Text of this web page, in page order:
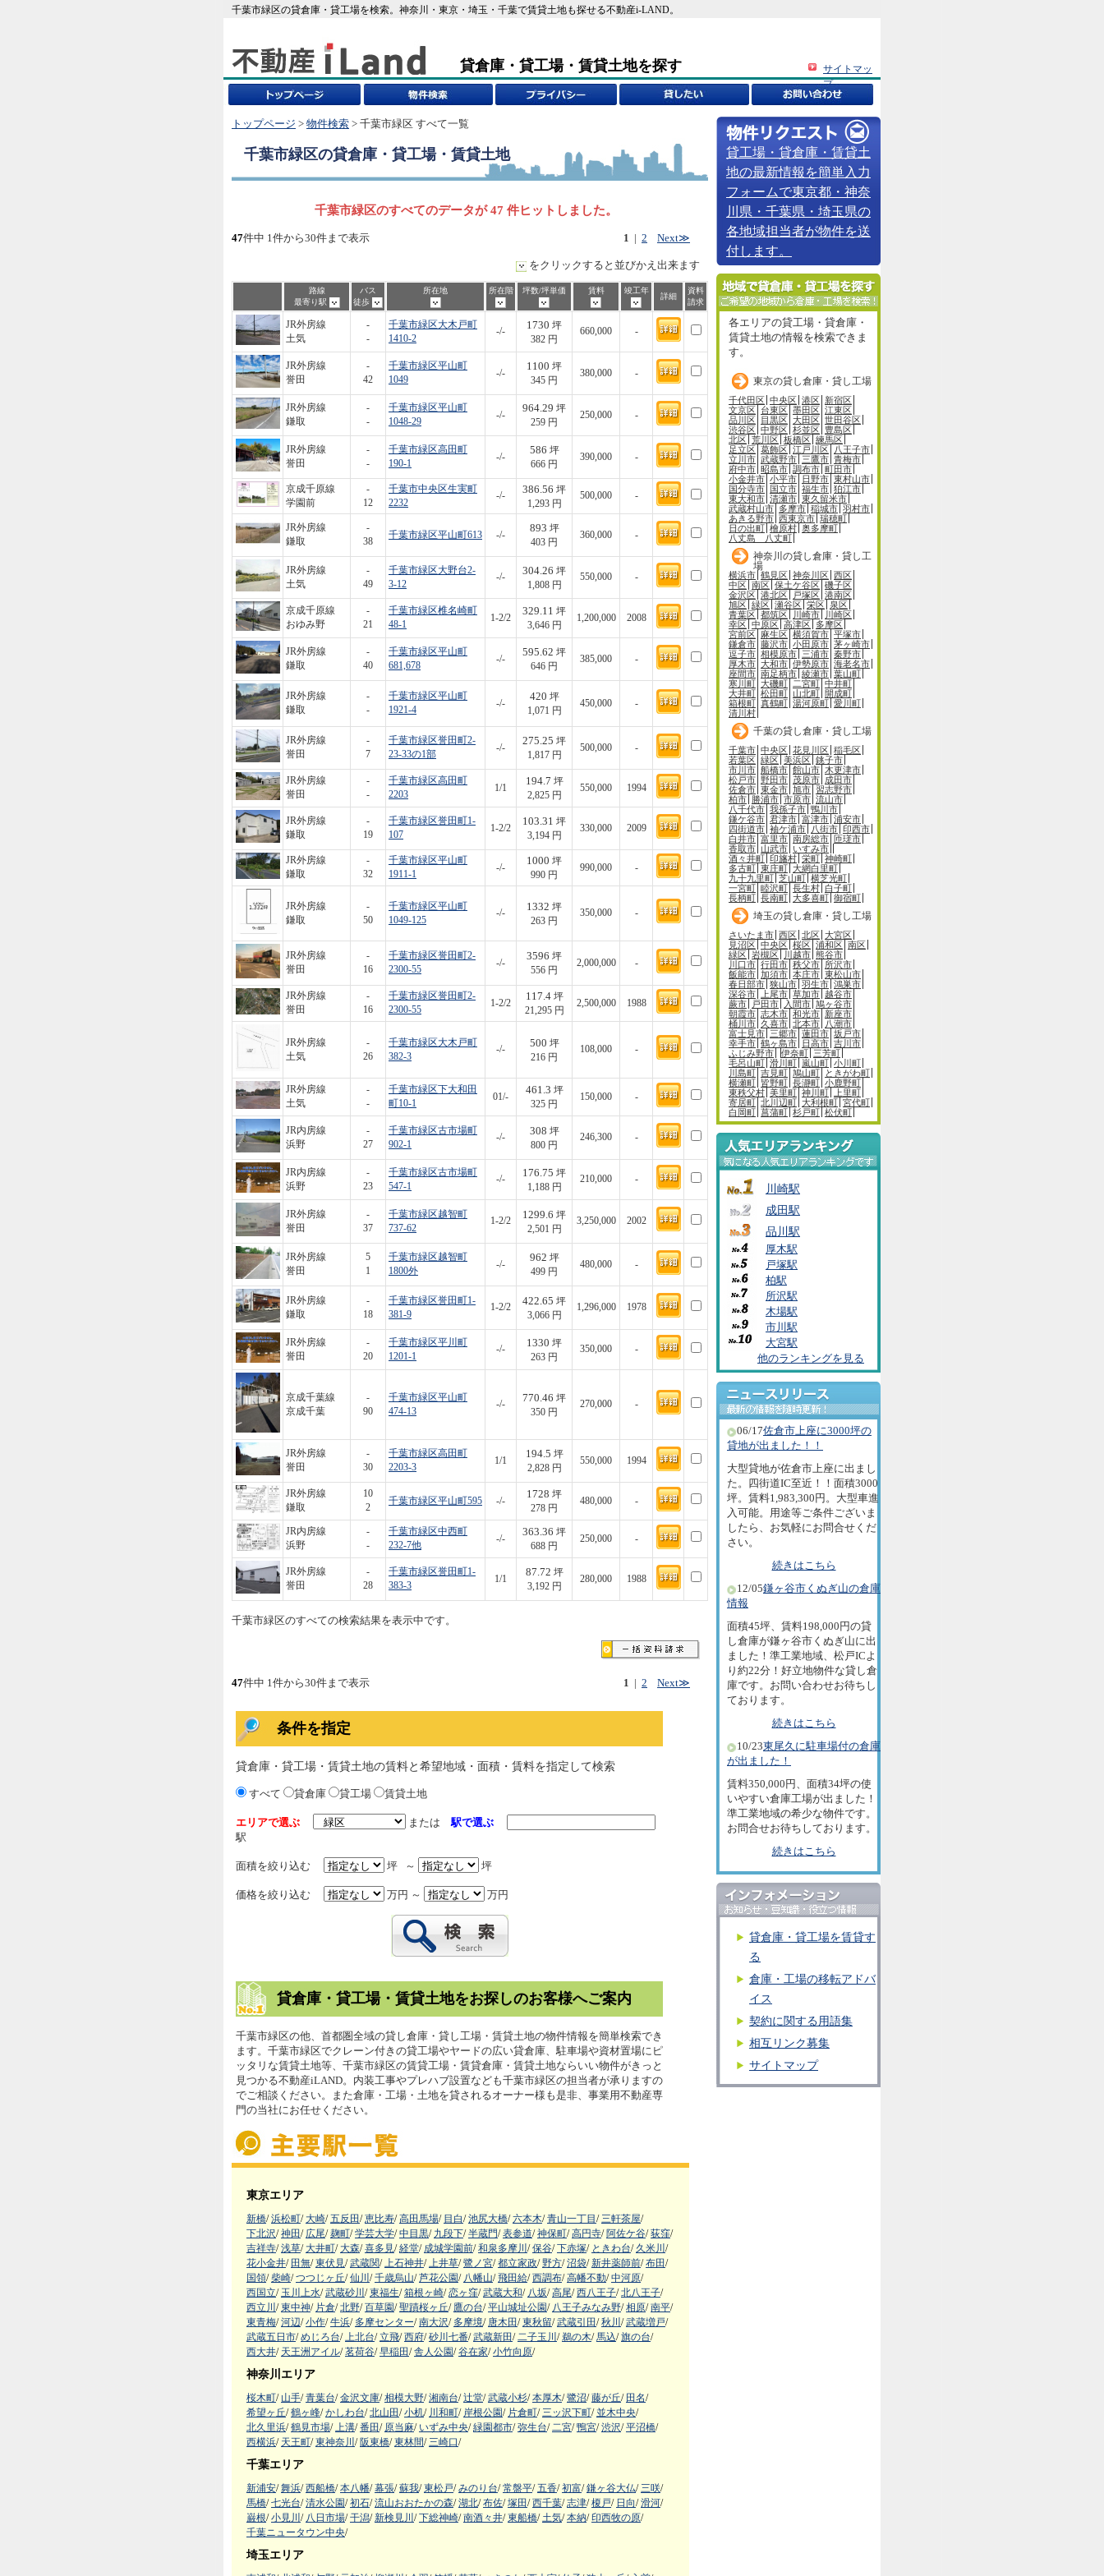
千葉市緑区の貸倉庫・貸工場を検索。神奈川・東京・埼玉・千葉で賃貸土地も探せる不動産i-LAND。
貸倉庫・貸工場・賃貸土地を探す
サイトマッ
プ
貸工場・貸倉庫・賃貸土
地の最新情報を簡単入力
フォームで東京都・神奈
川県・千葉県・埼玉県の
各地域担当者が物件を送
付します。
各エリアの貸工場・貸倉庫・
賃貸土地の情報を検索できま
す。
東京の貸し倉庫・貸し工場
千代田区 中央区 港区 新宿区
文京区 台東区 墨田区 江東区
品川区 目黒区 大田区 世田谷区
渋谷区 中野区 杉並区 豊島区
北区 荒川区 板橋区 練馬区
足立区 葛飾区 江戸川区
八王子市
立川市 武蔵野市 三鷹市 青梅市
府中市 昭島市 調布市 町田市
小金井市 小平市 日野市 東村山市
国分寺市
国立市 福生市 狛江市
東大和市 清瀬市 東久留米市
武蔵村山市 多摩市 稲城市 羽村市
あきる野市 西東京市 瑞穂町
日の出町 檜原村 奥多摩町
八丈島 八丈町
神奈川の貸し倉庫・貸し工
場
横浜市 鶴見区 神奈川区 西区
中区 南区 保土ケ谷区 磯子区
金沢区 港北区 戸塚区 港南区
旭区 緑区 瀬谷区 栄区 泉区
青葉区 都筑区 川崎市
川崎区
幸区 中原区 高津区 多摩区
宮前区 麻生区 横須賀市 平塚市
鎌倉市 藤沢市 小田原市 茅ヶ崎市
逗子市 相模原市 三浦市 秦野市
厚木市 大和市 伊勢原市 海老名市
座間市 南足柄市 綾瀬市 葉山町
寒川町 大磯町 二宮町 中井町
大井町 松田町 山北町 開成町
箱根町 真鶴町 湯河原町 愛川町
清川村
千葉の貸し倉庫・貸し工場
千葉市 中央区 花見川区 稲毛区
若葉区 緑区 美浜区 銚子市
市川市 船橋市 館山市 木更津市
松戸市 野田市 茂原市 成田市
佐倉市 東金市 旭市 習志野市
柏市 勝浦市 市原市 流山市
八千代市 我孫子市 鴨川市
鎌ケ谷市 君津市 富津市 浦安市
四街道市 袖ケ浦市 八街市 印西市
白井市 富里市 南房総市 匝瑳市
香取市 山武市 いすみ市
酒々井町 印旛村 栄町 神崎町
多古町 東庄町 大網白里町
九十九里町 芝山町 横芝光町
一宮町 睦沢町 長生村 白子町
長柄町 長南町 大多喜町 御宿町
埼玉の貸し倉庫・貸し工場
さいたま市 西区 北区 大宮区
見沼区 中央区 桜区 浦和区 南区
緑区 岩槻区 川越市 熊谷市
川口市 行田市 秩父市 所沢市
飯能市 加須市 本庄市 東松山市
春日部市 狭山市 羽生市 鴻巣市
深谷市
上尾市 草加市 越谷市
蕨市
戸田市 入間市 鳩ヶ谷市
朝霞市 志木市 和光市 新座市
桶川市 久喜市 北本市
八潮市
富士見市 三郷市 蓮田市 坂戸市
幸手市 鶴ヶ島市 日高市 吉川市
ふじみ野市
伊奈町 三芳町
毛呂山町 滑川町 嵐山町 小川町
川島町 吉見町 鳩山町
ときがわ町
横瀬町 皆野町 長瀞町 小鹿野町
東秩父村 美里町 神川町
上里町
寄居町 北川辺町 大利根町 宮代町
白岡町 菖蒲町 杉戸町 松伏町
川崎駅
成田駅
品川駅
厚木駅
戸塚駅
柏駅
所沢駅
木場駅
市川駅
大宮駅
他のランキングを見る
06/17佐倉市上座に3000坪の
貸地が出ました！！
大型貸地が佐倉市上座に出まし
た。四街道IC至近！！面積3000
坪。賃料1,983,300円。大型車進
入可能。用途等ご条件ございま
したら、お気軽にお問合せくだ
さい。
続きはこちら
12/05鎌ヶ谷市くぬぎ山の倉庫
情報
面積45坪、賃料198,000円の貸
し倉庫が鎌ヶ谷市くぬぎ山に出
ました！準工業地域、松戸ICよ
り約22分！好立地物件な貸し倉
庫です。お問い合わせお待ちし
ております。
続きはこちら
10/23東尾久に駐車場付の倉庫
が出ました！
賃料350,000円、面積34坪の使
いやすい倉庫工場が出ました！
準工業地域の希少な物件です。
お問合せお待ちしております。
続きはこちら
貸倉庫・貸工場を賃貸す
る
倉庫・工場の移転アドバ
イス
契約に関する用語集
相互リンク募集
サイトマップ
トップページ > 物件検索 > 千葉市緑区 すべて一覧
千葉市緑区の貸倉庫・貸工場・賃貸土地
千葉市緑区のすべてのデータが 47 件ヒットしました。
1 2 Next≫
47件中 1件から30件まで表示
をクリックすると並びかえ出来ます
路線
最寄り駅
バス
徒歩
所在地 所在階 坪数/坪単価 賃料 竣工年
詳細
資料
請求
JR外房線
土気
-
-
千葉市緑区大木戸町
1410-2
-/-
1730 坪
382 円
660,000 -
JR外房線
誉田
-
42
千葉市緑区平山町
1049
-/-
1100 坪
345 円
380,000 -
JR外房線
鎌取
-
-
千葉市緑区平山町
1048-29
-/-
964.29 坪
259 円
250,000 -
JR外房線
誉田
-
-
千葉市緑区高田町
190-1
-/-
586 坪
666 円
390,000 -
京成千原線
学園前
-
12
千葉市中央区生実町
2232
-/-
386.56 坪
1,293 円
500,000 -
JR外房線
鎌取
-
38
千葉市緑区平山町613 -/-
893 坪
403 円
360,000 -
JR外房線
土気
-
49
千葉市緑区大野台2-
3-12
-/-
304.26 坪
1,808 円
550,000 -
京成千原線
おゆみ野
-
21
千葉市緑区椎名崎町
48-1
1-2/2
329.11 坪
3,646 円
1,200,000 2008
JR外房線
鎌取
-
40
千葉市緑区平山町
681,678
-/-
595.62 坪
646 円
385,000 -
JR外房線
鎌取
-
-
千葉市緑区平山町
1921-4
-/-
420 坪
1,071 円
450,000 -
JR外房線
誉田
-
7
千葉市緑区誉田町2-
23-33の1部
-/-
275.25 坪
1,817 円
500,000 -
JR外房線
誉田
-
-
千葉市緑区高田町
2203
1/1
194.7 坪
2,825 円
550,000 1994
JR外房線
鎌取
-
19
千葉市緑区誉田町1-
107
1-2/2
103.31 坪
3,194 円
330,000 2009
JR外房線
鎌取
-
32
千葉市緑区平山町
1911-1
-/-
1000 坪
990 円
990,000 -
JR外房線
鎌取
-
50
千葉市緑区平山町
1049-125
-/-
1332 坪
263 円
350,000 -
JR外房線
誉田
-
16
千葉市緑区誉田町2-
2300-55
-/-
3596 坪
556 円
2,000,000 -
JR外房線
誉田
-
16
千葉市緑区誉田町2-
2300-55
1-2/2
117.4坪
21,295 円
2,500,000 1988
JR外房線
土気
-
26
千葉市緑区大木戸町
382-3
-/-
500 坪
216 円
108,000 -
JR外房線
土気
-
-
千葉市緑区下大和田
町10-1
01/-
461.3 坪
325 円
150,000 -
JR内房線
浜野
-
27
千葉市緑区古市場町
902-1
-/-
308 坪
800 円
246,300 -
JR内房線
浜野
-
23
千葉市緑区古市場町
547-1
-/-
176.75 坪
1,188 円
210,000 -
JR外房線
誉田
-
37
千葉市緑区越智町
737-62
1-2/2
1299.6 坪
2,501 円
3,250,000 2002
JR外房線
誉田
5
1
千葉市緑区越智町
1800外
-/-
962 坪
499 円
480,000 -
JR外房線
鎌取
-
18
千葉市緑区誉田町1-
381-9
1-2/2
422.65 坪
3,066 円
1,296,000 1978
JR外房線
誉田
-
20
千葉市緑区平川町
1201-1
-/-
1330 坪
263 円
350,000 -
京成千葉線
京成千葉
-
90
千葉市緑区平山町
474-13
-/-
770.46 坪
350 円
270,000 -
JR外房線
誉田
-
30
千葉市緑区高田町
2203-3
1/1
194.5 坪
2,828 円
550,000 1994
JR外房線
鎌取
10
2
千葉市緑区平山町595 -/-
1728 坪
278 円
480,000 -
JR内房線
浜野
-
-
千葉市緑区中西町
232-7他
-/-
363.36 坪
688 円
250,000 -
JR外房線
誉田
-
28
千葉市緑区誉田町1-
383-3
1/1
87.72 坪
3,192 円
280,000 1988
千葉市緑区のすべての検索結果を表示中です。
1 2 Next≫
47件中 1件から30件まで表示
条件を指定
貸倉庫・貸工場・賃貸土地の賃料と希望地域・面積・賃料を指定して検索
すべて 貸倉庫 貸工場 賃貸土地
エリアで選ぶ または駅で選ぶ
駅
面積を絞り込む 坪 ～ 坪
価格を絞り込む 万円 ～ 万円
貸倉庫・貸工場・賃貸土地をお探しのお客様へご案内
千葉市緑区の他、首都圏全域の貸し倉庫・貸し工場・賃貸土地の物件情報を簡単検索でき
ます。千葉市緑区でクレーン付きの貸工場やヤードの広い貸倉庫、駐車場や資材置場にピ
ッタリな賃貸土地等、千葉市緑区の賃貸工場・賃貸倉庫・賃貸土地ならいい物件がきっと
見つかる不動産iLAND。内装工事やプレハブ設置なども千葉市緑区の担当者が承りますの
でご相談ください。また倉庫・工場・土地を貸されるオーナー様も是非、事業用不動産専
門の当社にお任せください。
東京エリア
新橋/ 浜松町/ 大崎/ 五反田/ 恵比寿/ 高田馬場/ 目白/ 池尻大橋/ 六本木/ 青山一丁目 / 三軒茶屋/
下北沢/ 神田/ 広尾/ 麹町/ 学芸大学/ 中目黒/ 九段下/ 半蔵門/ 表参道/ 神保町/ 高円寺/ 阿佐ケ谷/ 荻窪/
吉祥寺/ 浅草/ 大井町/ 大森/ 喜多見/ 経堂/ 成城学園前/ 和泉多摩川 / 保谷/ 下赤塚/ ときわ台/ 久米川 /
花小金井/ 田無/ 東伏見/ 武蔵関/ 上石神井/ 上井草/ 鷺ノ宮/ 都立家政/ 野方/ 沼袋/ 新井薬師前/ 布田/
国領/ 柴崎/ つつじヶ丘/ 仙川 / 千歳烏山/ 芦花公園/ 八幡山/ 飛田給/ 西調布/ 高幡不動/ 中河原/
西国立/ 玉川上水/ 武蔵砂川 / 東福生/ 箱根ヶ崎/ 恋ヶ窪/ 武蔵大和/ 八坂/ 高尾/ 西八王子/ 北八王子/
西立川 / 東中神/ 片倉/ 北野/ 百草園/ 聖蹟桜ヶ丘/ 鷹の台/ 平山城址公園/ 八王子みなみ野/ 相原/ 南平/
東青梅/ 河辺/ 小作/ 牛浜/ 多摩センター/ 南大沢/ 多摩境/ 唐木田/ 東秋留/ 武蔵引田/ 秋川 / 武蔵増戸/
武蔵五日市/ めじろ台/ 上北台/ 立飛/ 西府/ 砂川七番/ 武蔵新田/ 二子玉川 / 鵜の木/ 馬込/ 旗の台/
西大井/ 天王洲アイル/ 茗荷谷/ 早稲田/ 舎人公園/ 谷在家/ 小竹向原/
神奈川エリア
桜木町/ 山手/ 青葉台/ 金沢文庫/ 相模大野/ 湘南台/ 辻堂/ 武蔵小杉/ 本厚木/ 鷺沼/ 藤が丘/ 田名/
希望ヶ丘/ 鶴ヶ峰/ かしわ台/ 北山田/ 小机/ 川和町/ 岸根公園/ 片倉町/ 三ッ沢下町/ 並木中央/
北久里浜/ 鶴見市場/ 上溝/ 番田/ 原当麻/ いずみ中央/ 緑園都市/ 弥生台/ 二宮/ 鴨宮/ 渋沢/ 平沼橋/
西横浜/ 天王町/ 東神奈川 / 阪東橋/ 東林間/ 三崎口/
千葉エリア
新浦安/ 舞浜/ 西船橋/ 本八幡/ 幕張/ 蘇我/ 東松戸/ みのり台/ 常盤平/ 五香/ 初富/ 鎌ヶ谷大仏/ 三咲/
馬橋/ 七光台/ 清水公園/ 初石/ 流山おおたかの森/ 湖北/ 布佐/ 塚田/ 西千葉/ 志津/ 榎戸/ 日向/ 滑河/
巌根/ 小見川 / 八日市場/ 干潟/ 新検見川 / 下総神崎/ 南酒々井/ 東船橋/ 土気/ 本納/ 印西牧の原/
千葉ニュータウン中央/
埼玉エリア